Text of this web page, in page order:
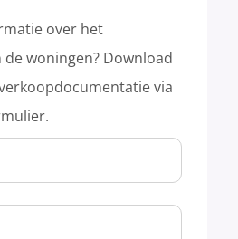
over het
woningen? Download
via